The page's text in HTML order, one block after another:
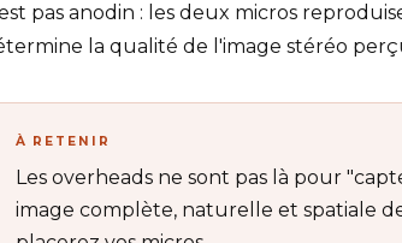
pas anodin : les deux micros
la qualité de l'image stéréo
À RETENIR
Les overheads ne sont pas là pour
image complète, naturelle et spatiale